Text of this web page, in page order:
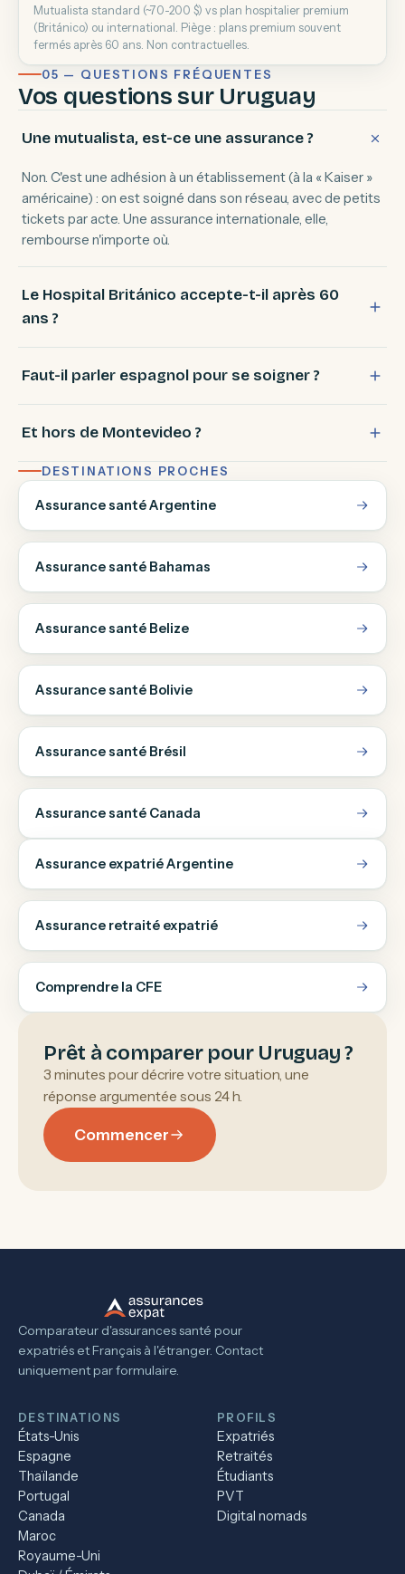
Mutualista standard (~70-200 $) vs plan hospitalier premium
(Británico) ou international. Piège : plans premium souvent
fermés après 60 ans. Non contractuelles.
05 — QUESTIONS FRÉQUENTES
Vos questions sur Uruguay
Une mutualista, est-ce une assurance ?
Non. C'est une adhésion à un établissement (à la « Kaiser »
américaine) : on est soigné dans son réseau, avec de petits
tickets par acte. Une assurance internationale, elle,
rembourse n'importe où.
Le Hospital Británico accepte-t-il après 60
ans ?
Faut-il parler espagnol pour se soigner ?
Et hors de Montevideo ?
DESTINATIONS PROCHES
Assurance santé Argentine
Assurance santé Bahamas
Assurance santé Belize
Assurance santé Bolivie
Assurance santé Brésil
Assurance santé Canada
Assurance expatrié Argentine
Assurance retraité expatrié
Comprendre la CFE
Prêt à comparer pour Uruguay ?
3 minutes pour décrire votre situation, une
réponse argumentée sous 24 h.
Commencer
Comparateur d'assurances santé pour
expatriés et Français à l'étranger. Contact
uniquement par formulaire.
DESTINATIONS
États-Unis
Espagne
Thaïlande
Portugal
Canada
Maroc
Royaume-Uni
PROFILS
Expatriés
Retraités
Étudiants
PVT
Digital nomads